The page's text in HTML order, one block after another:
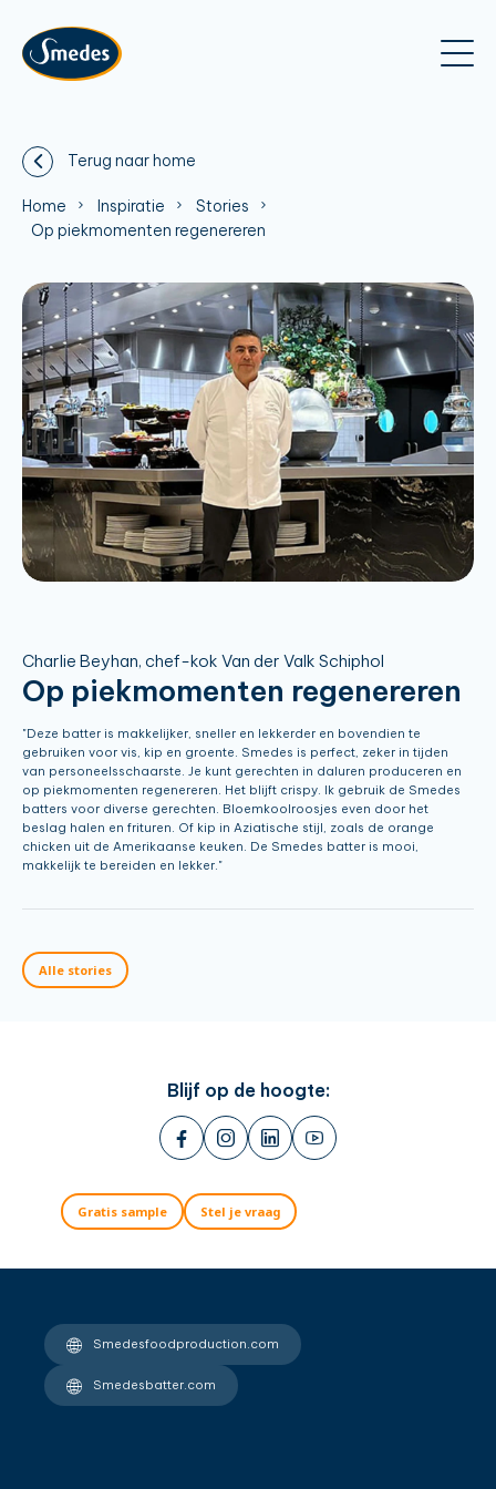
Terug naar home
Home Inspiratie
Stories
Op piekmomenten regenereren
Charlie Beyhan, chef-kok Van der Valk Schiphol
Op piekmomenten regenereren
"Deze batter is makkelijker, sneller en lekkerder en bovendien te
gebruiken voor vis, kip en groente. Smedes is perfect, zeker in tijden
van personeelsschaarste. Je kunt gerechten in daluren produceren en
op piekmomenten regenereren. Het blijft crispy. Ik gebruik de Smedes
batters voor diverse gerechten. Bloemkoolroosjes even door het
beslag halen en frituren. Of kip in Aziatische stijl, zoals de orange
chicken uit de Amerikaanse keuken. De Smedes batter is mooi,
makkelijk te bereiden en lekker."
Alle stories
Blijf op de hoogte:
Gratis sample Stel je vraag
Smedesfoodproduction.com
Smedesbatter.com